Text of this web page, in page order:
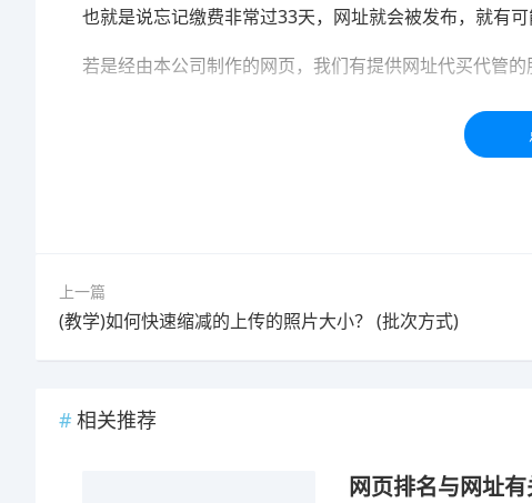
也就是说忘记缴费非常过33天，网址就会被发布，就有可
若是经由本公司制作的网页，我们有提供网址代买代管
本站内容均为「码迷SEO」网友免费分享整理，仅用于
上一篇
(教学)如何快速缩减的上传的照片大小？ (批次方式)
相关推荐
网页排名与网址